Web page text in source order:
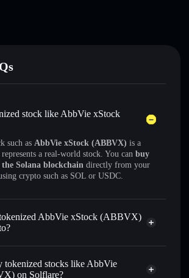
stock like AbbVie xStock
such as AbbVie xStock (ABBVX) is a
a real-world stock. You can buy
Solana blockchain directly from your
crypto such as SOL or USDC.
AbbVie xStock (ABBVX)
AbbVie xStock
swapped
tokenized stocks like AbbVie
on Solflare?